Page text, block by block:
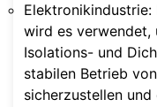
Elektronikindustrie:
wird es verwendet,
Isolations- und
stabilen Betrieb
sicherzustellen